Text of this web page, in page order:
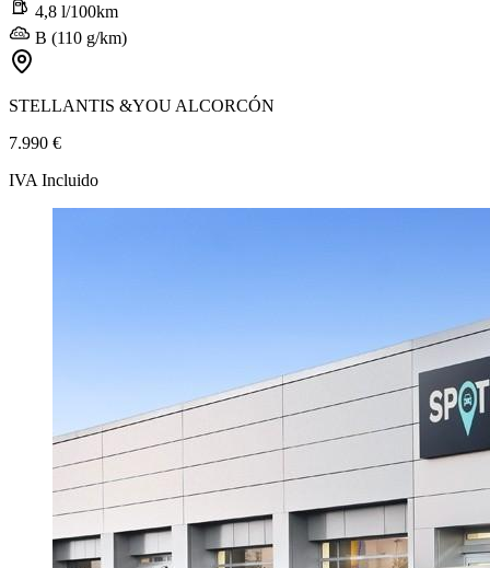
4,8 l/100km
B (110 g/km)
STELLANTIS &YOU ALCORCÓN
7.990 €
IVA Incluido